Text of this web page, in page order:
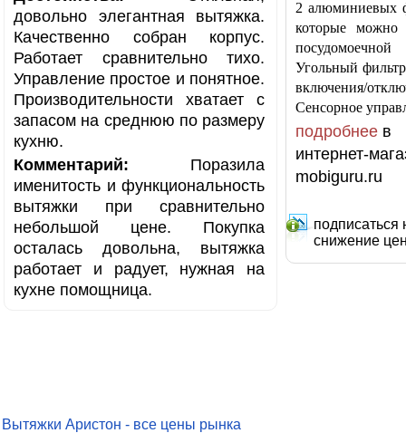
довольно элегантная вытяжка.
Качественно собран корпус.
Работает сравнительно тихо.
Управление простое и понятное.
Производительности хватает с
запасом на среднюю по размеру
кухню.
Комментарий: Поразила
именитость и функциональность
вытяжки при сравнительно
небольшой цене. Покупка
осталась довольна, вытяжка
работает и радует, нужная на
кухне помощница.
2 алюминиевых
которые
посудомоечной
Угольный
включения/
Сенсорное
подробнее в
интернет-
mobiguru.ru
подписаться
снижение
Вытяжки Аристон - все цены рынка